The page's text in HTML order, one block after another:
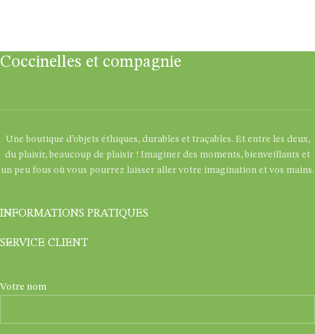
Coccinelles et compagnie
Une boutique d’objets éthiques, durables et traçables. Et entre les deux,
du plaisir, beaucoup de plaisir ! Imaginer des moments, bienveillants et
un peu fous où vous pourrez laisser aller votre imagination et vos mains.
INFORMATIONS PRATIQUES
SERVICE CLIENT
Votre nom